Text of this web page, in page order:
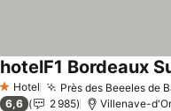
1 Étoiles
Hotel Près des Beeeles de
hotelF1 Bordeaux
6,6 2 985 Villenave-